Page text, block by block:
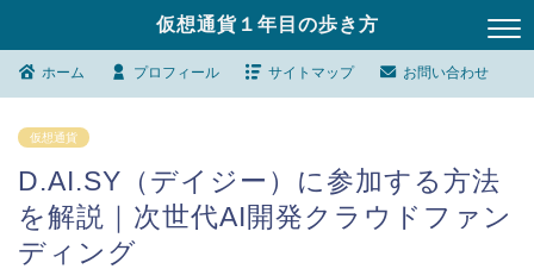
仮想通貨１年目の歩き方
ホーム プロフィール サイトマップ お問い合わせ
仮想通貨
D.AI.SY（デイジー）に参加する方法
を解説｜次世代AI開発クラウドファン
ディング